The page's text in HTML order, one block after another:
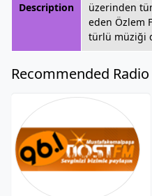
Description
üzerinden
eden Özlem
türlü müziği
Recommended